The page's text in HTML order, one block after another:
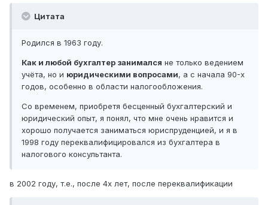
Цитата
Родился в 1963 году.
Как и любой бухгалтер занимался не только ведением
учёта, но и юридическими вопросами, а с начала 90-х
годов, особенно в области налогообложения.
Со временем, приобретя бесценный бухгалтерский и
юридический опыт, я понял, что мне очень нравится и
хорошо получается заниматься юриспруденцией, и я в
1998 году переквалифицировался из бухгалтера в
налогового консультанта.
в 2002 году, т.е., после 4х лет, после переквалификации